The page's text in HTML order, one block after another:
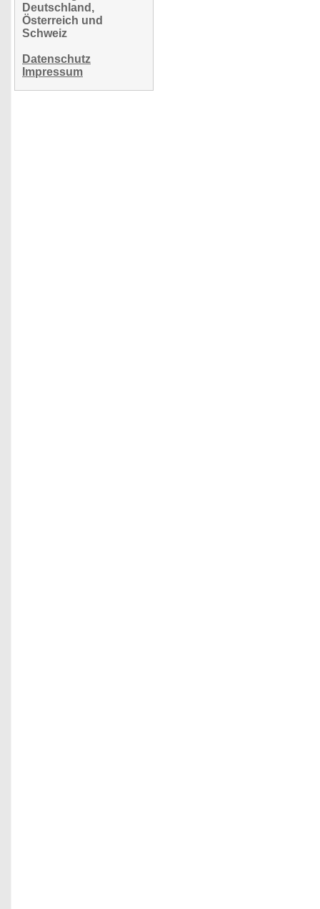
Deutschland,
Österreich und
Schweiz
Datenschutz
Impressum